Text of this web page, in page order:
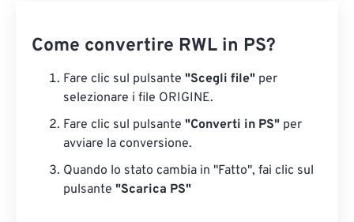
Come convertire RWL in PS?
Fare clic sul pulsante "Scegli file" per
selezionare i file ORIGINE.
Fare clic sul pulsante "Converti in PS" per
avviare la conversione.
Quando lo stato cambia in "Fatto", fai clic sul
pulsante "Scarica PS"